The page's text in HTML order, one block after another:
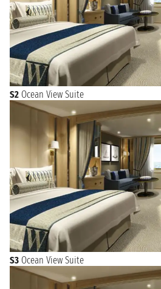
S2 Ocean View Suite
S3 Ocean View Suite